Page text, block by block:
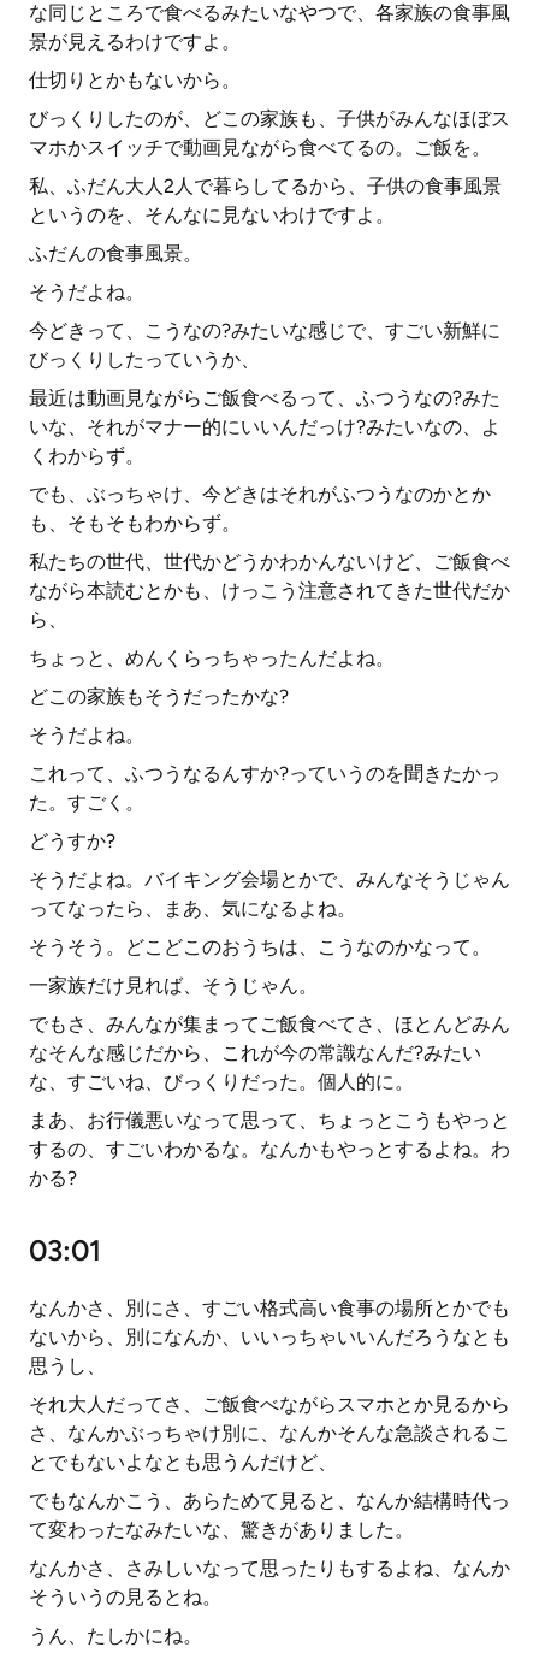
な同じところで食べるみたいなやつで、各家族の食事風
景が見えるわけですよ。
仕切りとかもないから。
びっくりしたのが、どこの家族も、子供がみんなほぼス
マホかスイッチで動画見ながら食べてるの。ご飯を。
私、ふだん大人2人で暮らしてるから、子供の食事風景
というのを、そんなに見ないわけですよ。
ふだんの食事風景。
そうだよね。
今どきって、こうなの?みたいな感じで、すごい新鮮に
びっくりしたっていうか、
最近は動画見ながらご飯食べるって、ふつうなの?みた
いな、それがマナー的にいいんだっけ?みたいなの、よ
くわからず。
でも、ぶっちゃけ、今どきはそれがふつうなのかとか
も、そもそもわからず。
私たちの世代、世代かどうかわかんないけど、ご飯食べ
ながら本読むとかも、けっこう注意されてきた世代だか
ら、
ちょっと、めんくらっちゃったんだよね。
どこの家族もそうだったかな?
そうだよね。
これって、ふつうなるんすか?っていうのを聞きたかっ
た。すごく。
どうすか?
そうだよね。バイキング会場とかで、みんなそうじゃん
ってなったら、まあ、気になるよね。
そうそう。どこどこのおうちは、こうなのかなって。
一家族だけ見れば、そうじゃん。
でもさ、みんなが集まってご飯食べてさ、ほとんどみん
なそんな感じだから、これが今の常識なんだ?みたい
な、すごいね、びっくりだった。個人的に。
まあ、お行儀悪いなって思って、ちょっとこうもやっと
するの、すごいわかるな。なんかもやっとするよね。わ
かる?
03:01
なんかさ、別にさ、すごい格式高い食事の場所とかでも
ないから、別になんか、いいっちゃいいんだろうなとも
思うし、
それ大人だってさ、ご飯食べながらスマホとか見るから
さ、なんかぶっちゃけ別に、なんかそんな急談されるこ
とでもないよなとも思うんだけど、
でもなんかこう、あらためて見ると、なんか結構時代っ
て変わったなみたいな、驚きがありました。
なんかさ、さみしいなって思ったりもするよね、なんか
そういうの見るとね。
うん、たしかにね。